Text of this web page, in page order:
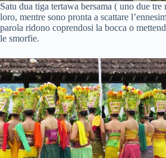
Satu dua tiga tertawa bersama ( uno due
loro, mentre sono pronta a scattare
parola ridono coprendosi la bocca o
le smorfie.